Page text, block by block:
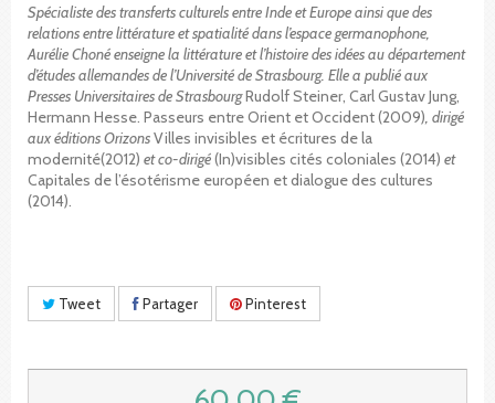
Spécialiste des transferts culturels entre Inde et Europe ainsi que des
relations entre littérature et spatialité dans l’espace germanophone,
Aurélie Choné enseigne la littérature et l’histoire des idées au département
d’études allemandes de l’Université de Strasbourg. Elle a publié aux
Presses Universitaires de StrasbourgRudolf Steiner, Carl Gustav Jung,
Hermann Hesse. Passeurs entre Orient et Occident (2009), dirigé
aux éditions OrizonsVilles invisibles et écritures de la
modernité(2012) et co-dirigé(In)visibles cités coloniales (2014) et
Capitales de l’ésotérisme européen et dialogue des cultures
(2014).
Tweet Partager Pinterest